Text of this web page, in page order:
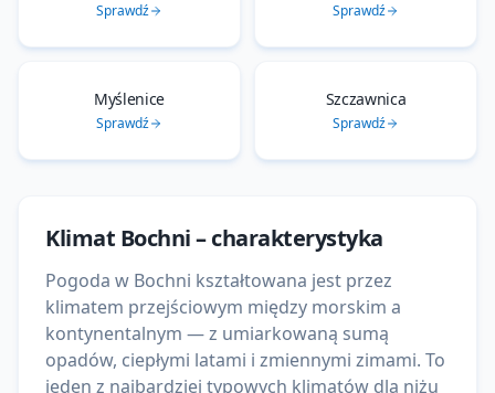
Sprawdź Sprawdź
Myślenice
Sprawdź
Szczawnica
Sprawdź
Klimat Bochni– charakterystyka
Pogoda w Bochni kształtowana jest przez
klimatem przejściowym między morskim a
kontynentalnym — z umiarkowaną sumą
opadów, ciepłymi latami i zmiennymi zimami. To
jeden z najbardziej typowych klimatów dla niżu